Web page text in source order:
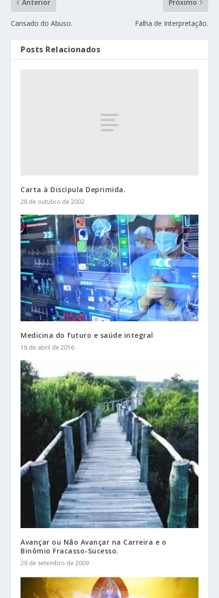
Anterior
Cansado do Abuso.
Próximo
Falha de Interpretação.
Posts Relacionados
Carta à Discípula Deprimida.
28 de outubro de 2002
Medicina do futuro e saúde integral
18 de abril de 2016
Avançar ou Não Avançar na Carreira e o
Binômio Fracasso-Sucesso.
29 de setembro de 2009